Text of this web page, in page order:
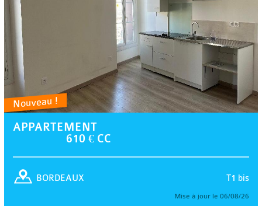
Nouveau !
APPARTEMENT
610 € CC
T1 bis
BORDEAUX
Mise à jour le 06/08/26